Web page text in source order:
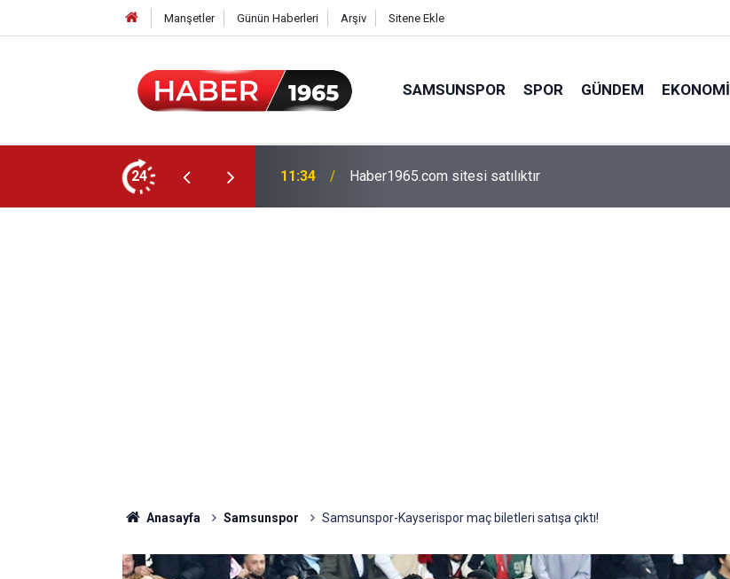
Manşetler Günün Haberleri Arşiv Sitene Ekle
SAMSUNSPOR SPOR GÜNDEM EKONOMI
24 15:52 Milyonlarca emekliyi ilgilendiriyor: Zamlı maaşlar hesaplarda
Anasayfa Samsunspor Samsunspor-Kayserispor maç biletleri satışa çıktı!